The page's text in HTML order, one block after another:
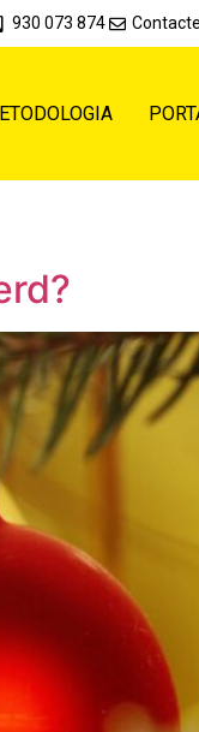
930 073 874 Contacte